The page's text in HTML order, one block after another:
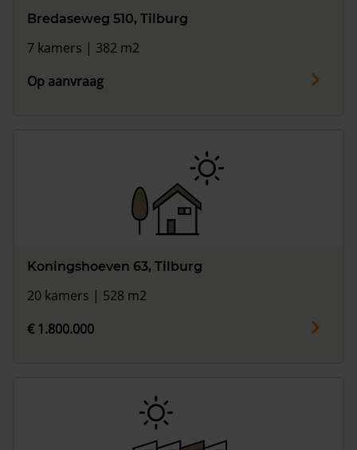
Bredaseweg 510, Tilburg
7 kamers | 382 m2
Op aanvraag
Koningshoeven 63, Tilburg
20 kamers | 528 m2
€ 1.800.000